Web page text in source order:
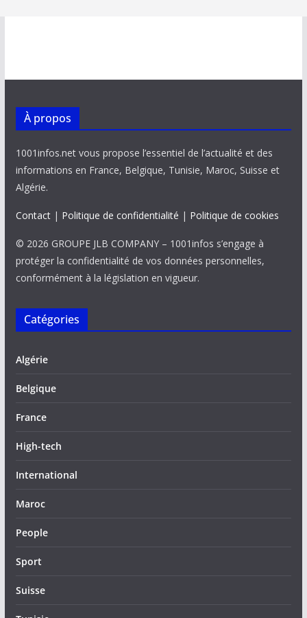
À propos
1001infos.net vous propose l’essentiel de l’actualité et des
informations en France, Belgique, Tunisie, Maroc, Suisse et
Algérie.
Contact| Politique de confidentialité | Politique de cookies
© 2026 GROUPE JLB COMPANY – 1001infos s’engage à
protéger la confidentialité de vos données personnelles,
conformément à la législation en vigueur.
Catégories
Algérie
Belgique
France
High-tech
International
Maroc
People
Sport
Suisse